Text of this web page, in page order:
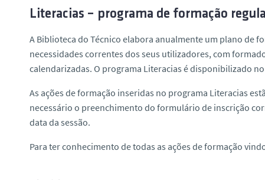
Literacias – programa de formação
A Biblioteca do Técnico elabora anualmente um plano de
necessidades correntes dos seus utilizadores, com
calendarizadas. O programa Literacias é disponibilizado
As ações de formação inseridas no programa Literacias
necessário o preenchimento do formulário de inscrição
data da sessão.
Para ter conhecimento de todas as ações de formação